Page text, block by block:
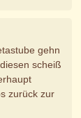
gehn
scheiß
zurück zur